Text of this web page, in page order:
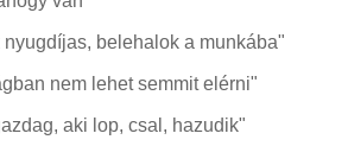
belehalok a munkába"
nem lehet semmit elérni"
aki lop, csal, hazudik"